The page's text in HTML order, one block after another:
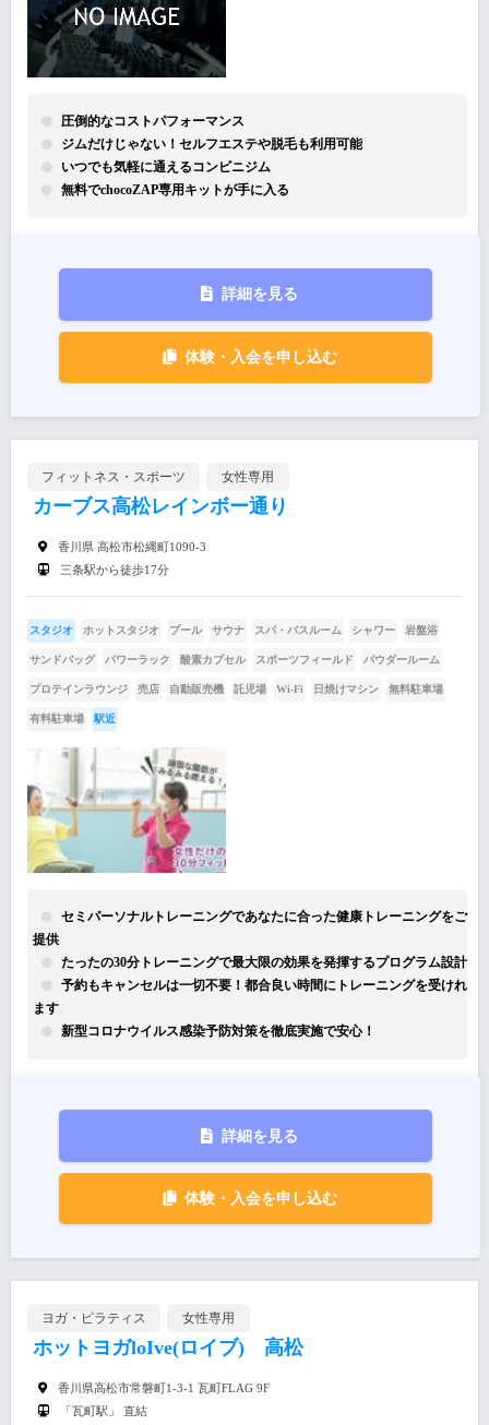
圧倒的なコストパフォーマンス
ジムだけじゃない！セルフエステや脱毛も利用可能
いつでも気軽に通えるコンビニジム
無料でchocoZAP専用キットが手に入る
詳細を見る
体験・入会を申し込む
フィットネス・スポーツ 女性専用
カーブス高松レインボー通り
香川県 高松市松縄町1090-3
三条駅から徒歩17分
スタジオ ホットスタジオ プール サウナ スパ・バスルーム シャワー 岩盤浴
サンドバッグ パワーラック 酸素カプセル スポーツフィールド パウダールーム
プロテインラウンジ 売店 自動販売機 託児場 Wi-Fi 日焼けマシン 無料駐車場
有料駐車場 駅近
セミパーソナルトレーニングであなたに合った健康トレーニングをご
提供
たったの30分トレーニングで最大限の効果を発揮するプログラム設計
予約もキャンセルは一切不要！都合良い時間にトレーニングを受けれ
ます
新型コロナウイルス感染予防対策を徹底実施で安心！
詳細を見る
体験・入会を申し込む
ヨガ・ピラティス 女性専用
ホットヨガloIve(ロイブ) 高松
香川県高松市常磐町1-3-1 瓦町FLAG 9F
「瓦町駅」 直結